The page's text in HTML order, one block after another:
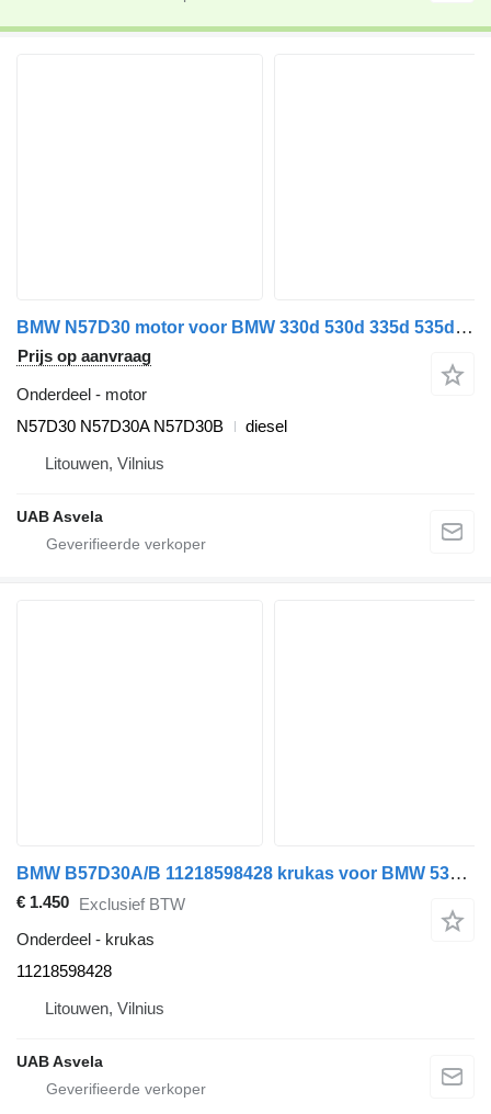
BMW N57D30 motor voor BMW 330d 530d 335d 535d auto
Prijs op aanvraag
Onderdeel - motor
N57D30 N57D30A N57D30B
diesel
Litouwen, Vilnius
UAB Asvela
BMW B57D30A/B 11218598428 krukas voor BMW 530D 330D auto
€ 1.450 Exclusief BTW
Onderdeel - krukas
11218598428
Litouwen, Vilnius
UAB Asvela